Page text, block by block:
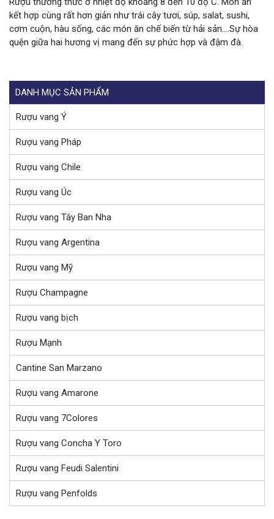
kết hợp cùng rất hơn giản như trái cây tươi, súp, salat, sushi,
cơm cuộn, hàu sống, các món ăn chế biến từ hải sản….Sự hòa
quện giữa hai hương vị mang đến sự phức hợp và đậm đà.
DANH MỤC SẢN PHẨM
Rượu vang Ý
Rượu vang Pháp
Rượu vang Chile
Rượu vang Úc
Rượu vang Tây Ban Nha
Rượu vang Argentina
Rượu vang Mỹ
Rượu Champagne
Rượu vang bịch
Rượu Mạnh
Cantine San Marzano
Rượu vang Amarone
Rượu vang 7Colores
Rượu vang Concha Y Toro
Rượu vang Feudi Salentini
Rượu vang Penfolds